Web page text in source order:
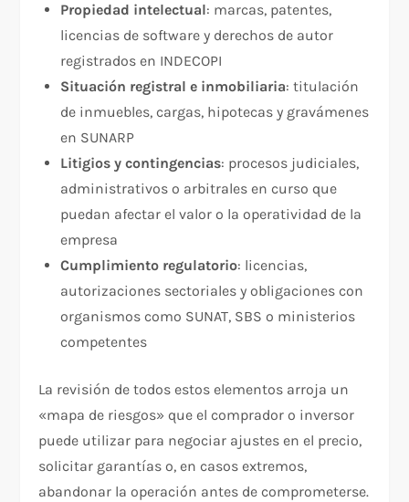
Propiedad intelectual: marcas, patentes,
licencias de software y derechos de autor
registrados en INDECOPI
Situación registral e inmobiliaria: titulación
de inmuebles, cargas, hipotecas y gravámenes
en SUNARP
Litigios y contingencias: procesos judiciales,
administrativos o arbitrales en curso que
puedan afectar el valor o la operatividad de la
empresa
Cumplimiento regulatorio: licencias,
autorizaciones sectoriales y obligaciones con
organismos como SUNAT, SBS o ministerios
competentes
La revisión de todos estos elementos arroja un
«mapa de riesgos» que el comprador o inversor
puede utilizar para negociar ajustes en el precio,
solicitar garantías o, en casos extremos,
abandonar la operación antes de comprometerse.